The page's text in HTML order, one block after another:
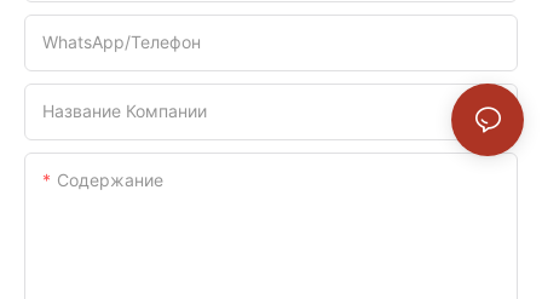
WhatsApp/телефон
Название Компании
Содержание